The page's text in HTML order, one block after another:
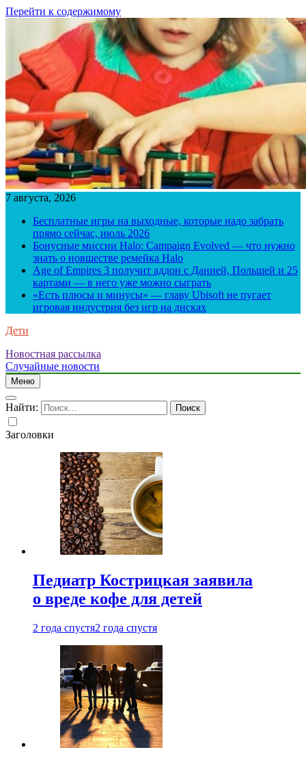
Перейти к содержимому
7 августа, 2026
Бесплатные игры на выходные, которые надо забрать
прямо сейчас, июль 2026
Бонусные миссии Halo: Campaign Evolved — что нужно
знать о новшестве ремейка Halo
Age of Empires 3 получит аддон с Данией, Польшей и 25
картами — в него уже можно сыграть
«Есть плюсы и минусы» — главу Ubisoft не пугает
игровая индустрия без игр на дисках
Дети
Новостная рассылка
Случайные новости
Меню
Найти:
Заголовки
Педиатр Кострицкая заявила
о вреде кофе для детей
2 года спустя2 года спустя